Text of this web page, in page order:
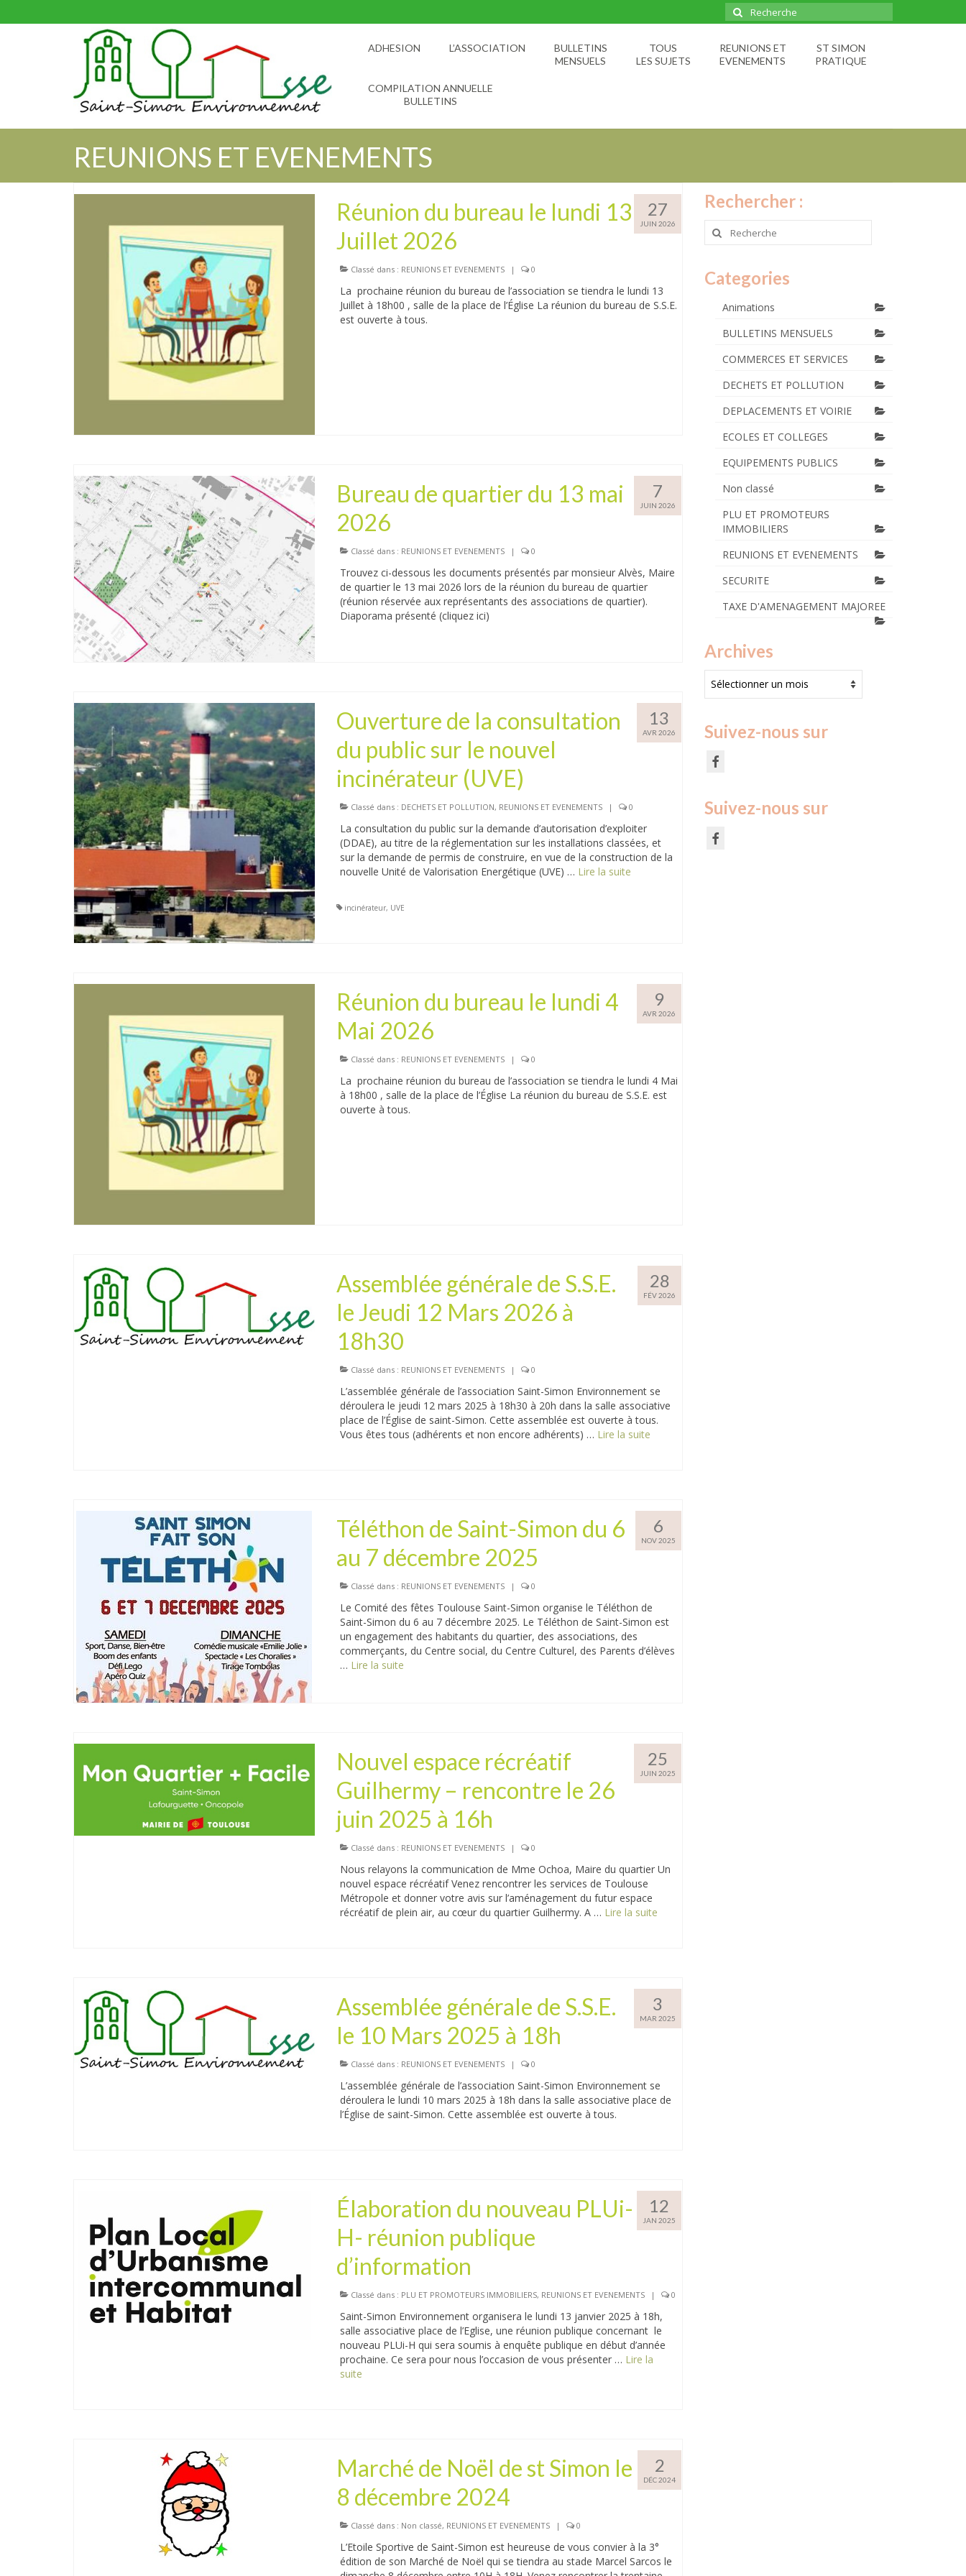
Rechercher
:
ADHESION L’ASSOCIATION
BULLETINS
MENSUELS
TOUS
LES SUJETS
REUNIONS ET
EVENEMENTS
ST SIMON
PRATIQUE
COMPILATION ANNUELLE
BULLETINS
REUNIONS ET EVENEMENTS
27
JUIN 2026
Réunion du bureau le lundi 13
Juillet 2026
Classé dans : REUNIONS ET EVENEMENTS | 0
La prochaine réunion du bureau de l’association se tiendra le lundi 13
Juillet à 18h00 , salle de la place de l’Église La réunion du bureau de S.S.E.
est ouverte à tous.
7
JUIN 2026
Bureau de quartier du 13 mai
2026
Classé dans : REUNIONS ET EVENEMENTS | 0
Trouvez ci-dessous les documents présentés par monsieur Alvès, Maire
de quartier le 13 mai 2026 lors de la réunion du bureau de quartier
(réunion réservée aux représentants des associations de quartier).
Diaporama présenté (cliquez ici)
13
AVR 2026
Ouverture de la consultation
du public sur le nouvel
incinérateur (UVE)
Classé dans : DECHETS ET POLLUTION, REUNIONS ET EVENEMENTS | 0
La consultation du public sur la demande d’autorisation d’exploiter
(DDAE), au titre de la réglementation sur les installations classées, et
sur la demande de permis de construire, en vue de la construction de la
nouvelle Unité de Valorisation Energétique (UVE) … Lire la suite­­
incinérateur, UVE
9
AVR 2026
Réunion du bureau le lundi 4
Mai 2026
Classé dans : REUNIONS ET EVENEMENTS | 0
La prochaine réunion du bureau de l’association se tiendra le lundi 4 Mai
à 18h00 , salle de la place de l’Église La réunion du bureau de S.S.E. est
ouverte à tous.
28
FÉV 2026
Assemblée générale de S.S.E.
le Jeudi 12 Mars 2026 à
18h30
Classé dans : REUNIONS ET EVENEMENTS | 0
L’assemblée générale de l’association Saint-Simon Environnement se
déroulera le jeudi 12 mars 2025 à 18h30 à 20h dans la salle associative
place de l’Église de saint-Simon. Cette assemblée est ouverte à tous.
Vous êtes tous (adhérents et non encore adhérents) … Lire la suite­­
6
NOV 2025
Téléthon de Saint-Simon du 6
au 7 décembre 2025
Classé dans : REUNIONS ET EVENEMENTS | 0
Le Comité des fêtes Toulouse Saint-Simon organise le Téléthon de
Saint-Simon du 6 au 7 décembre 2025. Le Téléthon de Saint-Simon est
un engagement des habitants du quartier, des associations, des
commerçants, du Centre social, du Centre Culturel, des Parents d’élèves
… Lire la suite­­
25
JUIN 2025
Nouvel espace récréatif
Guilhermy – rencontre le 26
juin 2025 à 16h
Classé dans : REUNIONS ET EVENEMENTS | 0
Nous relayons la communication de Mme Ochoa, Maire du quartier Un
nouvel espace récréatif Venez rencontrer les services de Toulouse
Métropole et donner votre avis sur l’aménagement du futur espace
récréatif de plein air, au cœur du quartier Guilhermy. A … Lire la suite­­
3
MAR 2025
Assemblée générale de S.S.E.
le 10 Mars 2025 à 18h
Classé dans : REUNIONS ET EVENEMENTS | 0
L’assemblée générale de l’association Saint-Simon Environnement se
déroulera le lundi 10 mars 2025 à 18h dans la salle associative place de
l’Église de saint-Simon. Cette assemblée est ouverte à tous.
12
JAN 2025
Élaboration du nouveau PLUi-
H- réunion publique
d’information
Classé dans : PLU ET PROMOTEURS IMMOBILIERS, REUNIONS ET EVENEMENTS | 0
Saint-Simon Environnement organisera le lundi 13 janvier 2025 à 18h,
salle associative place de l’Eglise, une réunion publique concernant le
nouveau PLUi-H qui sera soumis à enquête publique en début d’année
prochaine. Ce sera pour nous l’occasion de vous présenter … Lire la
suite­­
2
DÉC 2024
Marché de Noël de st Simon le
8 décembre 2024
Classé dans : Non classé, REUNIONS ET EVENEMENTS | 0
L’Etoile Sportive de Saint-Simon est heureuse de vous convier à la 3°
édition de son Marché de Noël qui se tiendra au stade Marcel Sarcos le
Rechercher :
Rechercher
Categories
Animations
BULLETINS MENSUELS
COMMERCES ET SERVICES
DECHETS ET POLLUTION
DEPLACEMENTS ET VOIRIE
ECOLES ET COLLEGES
EQUIPEMENTS PUBLICS
Non classé
PLU ET PROMOTEURS
IMMOBILIERS
REUNIONS ET EVENEMENTS
SECURITE
TAXE D'AMENAGEMENT MAJOREE
Archives
Suivez-nous sur
Suivez-nous sur